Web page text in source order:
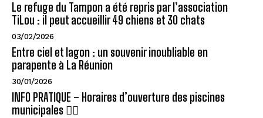
Le refuge du Tampon a été repris par l’association
TiLou : il peut accueillir 49 chiens et 30 chats
03/02/2026
Entre ciel et lagon : un souvenir inoubliable en
parapente à La Réunion
30/01/2026
INFO PRATIQUE – Horaires d’ouverture des piscines
municipales 🏊‍♂️